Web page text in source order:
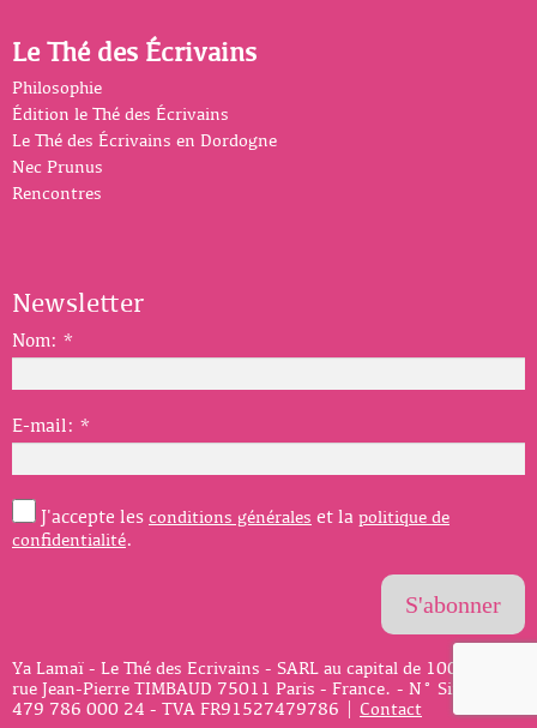
Le Thé des Écrivains
Philosophie
Édition le Thé des Écrivains
Le Thé des Écrivains en Dordogne
Nec Prunus
Rencontres
Newsletter
Nom: *
E-mail: *
J'accepte lesconditions générales et la politique de
confidentialité.
Ya Lamaï - Le Thé des Ecrivains - SARL au capital de 1000€ - 4
rue Jean-Pierre TIMBAUD 75011 Paris - France. - N° Siret : 527
479 786 000 24 - TVA FR91527479786 | Contact